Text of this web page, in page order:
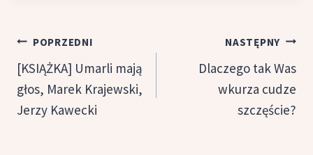
Nawigacja
wpisu
POPRZEDNI
[KSIĄŻKA] Umarli mają
głos, Marek Krajewski,
Jerzy Kawecki
NASTĘPNY
Dlaczego tak Was
wkurza cudze
szczęście?